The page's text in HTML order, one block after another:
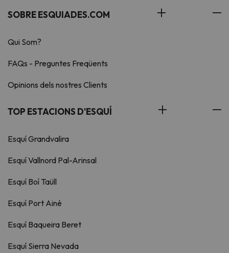
SOBRE ESQUIADES.COM
Qui Som?
FAQs - Preguntes Freqüents
Opinions dels nostres Clients
TOP ESTACIONS D'ESQUÍ
Esquí Grandvalira
Esquí Vallnord Pal-Arinsal
Esquí Boí Taüll
Esquí Port Ainé
Esquí Baqueira Beret
Esquí Sierra Nevada